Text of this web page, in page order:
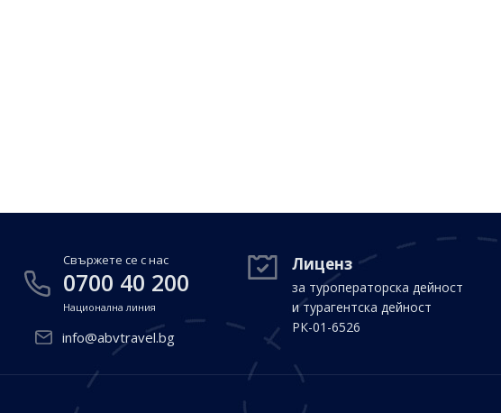
Свържете се с нас
0700 40 200
Национална линия
info@abvtravel.bg
Лиценз
за туроператорска дейност
и турагентска дейност
РК-01-6526